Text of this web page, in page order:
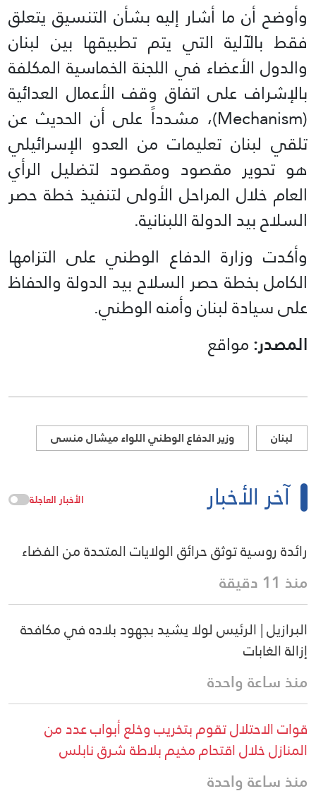
وأوضح أن ما أشار إليه بشأن التنسيق يتعلق
فقط بالآلية التي يتم تطبيقها بين لبنان
والدول الأعضاء في اللجنة الخماسية المكلفة
بالإشراف على اتفاق وقف الأعمال العدائية
(Mechanism)، مشدداً على أن الحديث عن
تلقي لبنان تعليمات من العدو الإسرائيلي
هو تحوير مقصود ومقصود لتضليل الرأي
العام خلال المراحل الأولى لتنفيذ خطة حصر
السلاح بيد الدولة اللبنانية.
وأكدت وزارة الدفاع الوطني على التزامها
الكامل بخطة حصر السلاح بيد الدولة والحفاظ
على سيادة لبنان وأمنه الوطني.
المصدر:مواقع
لبنان وزير الدفاع الوطني اللواء ميشال منسى
آخر الأخبار الأخبار العاجلة
رائدة روسية توثق حرائق الولايات المتحدة من الفضاء
منذ 11 دقيقة
البرازيل | الرئيس لولا يشيد بجهود بلاده في مكافحة
إزالة الغابات
منذ ساعة واحدة
قوات الاحتلال تقوم بتخريب وخلع أبواب عدد من
المنازل خلال اقتحام مخيم بلاطة شرق نابلس
منذ ساعة واحدة